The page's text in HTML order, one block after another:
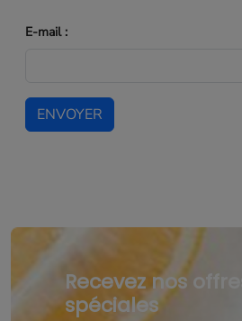
E-mail :
ENVOYER
Recevez nos offres
spéciales